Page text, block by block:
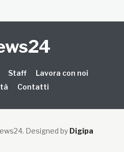
Staff
Lavora con noi
Contatti
. Designed by Digipa